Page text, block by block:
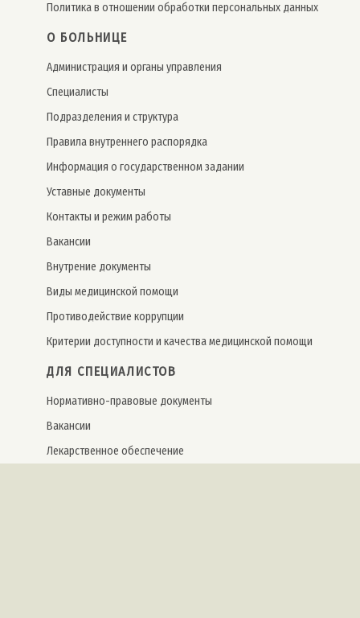
Политика в отношении обработки персональных данных
О БОЛЬНИЦЕ
Администрация и органы управления
Специалисты
Подразделения и структура
Правила внутреннего распорядка
Информация о государственном задании
Уставные документы
Контакты и режим работы
Вакансии
Внутрение документы
Виды медицинской помощи
Противодействие коррупции
Критерии доступности и качества медицинской помощи
ДЛЯ СПЕЦИАЛИСТОВ
Нормативно-правовые документы
Вакансии
Лекарственное обеспечение